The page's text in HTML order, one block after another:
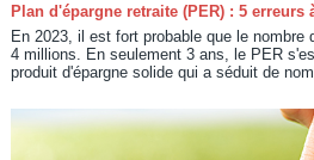
Plan d'épargne retraite (PER) : 5 erreurs
En 2023, il est fort probable que le
4 millions. En seulement 3 ans, le PER
produit d'épargne solide qui a séduit de